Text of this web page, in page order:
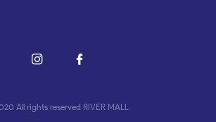
All rights reserved RIVER MALL